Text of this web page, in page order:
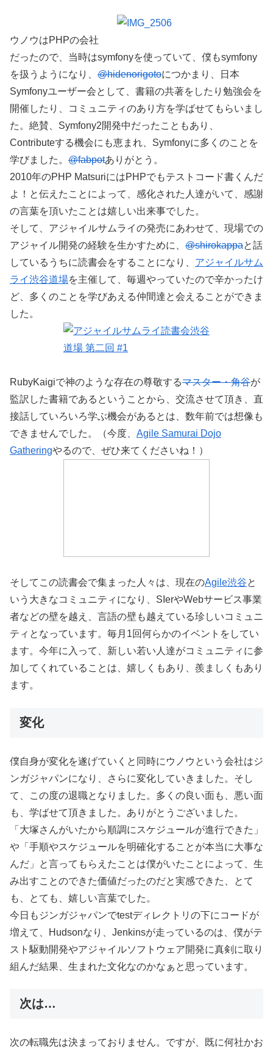
ウノウはPHPの会社
だったので、当時はsymfonyを使っていて、僕もsymfony
を扱うようになり、 @hidenorigotoにつかまり、日本
Symfonyユーザー会として、書籍の共著をしたり勉強会を
開催したり、コミュニティのあり方を学ばせてもらいまし
た。絶賛、Symfony2開発中だったこともあり、
Contributeする機会にも恵まれ、Symfonyに多くのことを
学びました。 @fabpotありがとう。
2010年のPHP MatsuriにはPHPでもテストコード書くんだ
よ！と伝えたことによって、感化された人達がいて、感謝
の言葉を頂いたことは嬉しい出来事でした。
そして、アジャイルサムライの発売にあわせて、現場での
アジャイル開発の経験を生かすために、 @shirokappaと話
しているうちに読書会をすることになり、 アジャイルサム
ライ渋谷道場を主催して、毎週やっていたので辛かったけ
ど、多くのことを学びあえる仲間達と会えることができま
した。
RubyKaigiで神のような存在の尊敬するマスター・角谷が
監訳した書籍であるということから、交流させて頂き、直
接話していろいろ学ぶ機会があるとは、数年前では想像も
できませんでした。（今度、 Agile Samurai Dojo
Gatheringやるので、ぜひ来てくださいね！）
そしてこの読書会で集まった人々は、現在のAgile渋谷と
いう大きなコミュニティになり、SIerやWebサービス事業
者などの壁を越え、言語の壁も越えている珍しいコミュニ
ティとなっています。毎月1回何らかのイベントをしてい
ます。今年に入って、新しい若い人達がコミュニティに参
加してくれていることは、嬉しくもあり、羨ましくもあり
ます。
変化
僕自身が変化を遂げていくと同時にウノウという会社はジ
ンガジャパンになり、さらに変化していきました。そし
て、この度の退職となりました。多くの良い面も、悪い面
も、学ばせて頂きました。ありがとうございました。
「大塚さんがいたから順調にスケジュールが進行できた」
や「手順やスケジュールを明確化することが本当に大事な
んだ」と言ってもらえたことは僕がいたことによって、生
み出すことのできた価値だったのだと実感できた、とて
も、とても、嬉しい言葉でした。
今日もジンガジャパンでtestディレクトリの下にコードが
増えて、Hudsonなり、Jenkinsが走っているのは、僕がテ
スト駆動開発やアジャイルソフトウェア開発に真剣に取り
組んだ結果、生まれた文化なのかなぁと思っています。
次は…
次の転職先は決まっておりません。ですが、既に何社かお